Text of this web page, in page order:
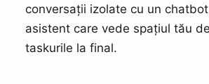
conversații izolate cu un
asistent care vede spațiul tău
taskurile la final.